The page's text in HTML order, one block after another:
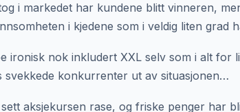
i markedet har kundene blitt vinneren,
i kjedene som i veldig liten grad
ironisk nok inkludert XXL selv som i alt for
svekkede konkurrenter ut av situasjonen…
aksjekursen rase, og friske penger har